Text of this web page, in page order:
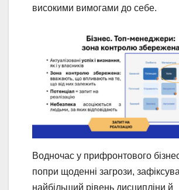
високими вимогами до себе.
Водночас у прифронтового
попри щоденні загрози,
найбільший рівень дисципліни й